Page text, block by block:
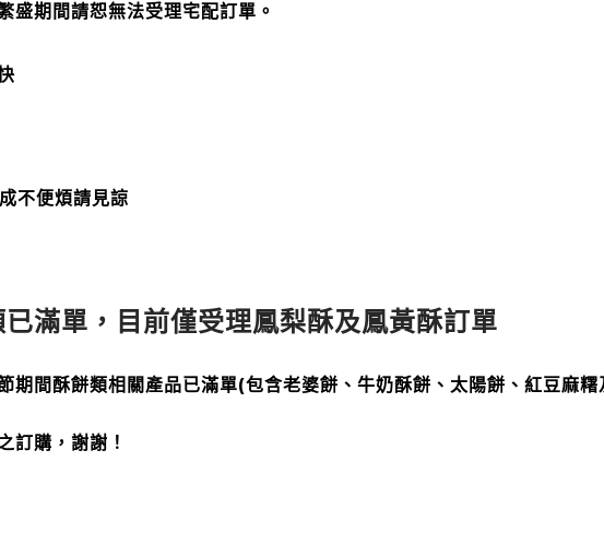
盛期間請恕無法受理宅配訂單。
不便煩請見諒
滿單，目前僅受理鳳梨酥及鳳黃酥訂單
期間酥餅類相關產品已滿單(包含老婆餅、牛奶酥餅、太陽餅、紅豆麻
訂購，謝謝！